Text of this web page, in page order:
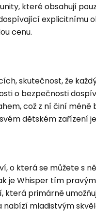
které obsahují
explicitnímu
cenu.
skutečnost, že
o bezpečnosti
což z ní činí
dětském zařízení
o která se můžete s
je Whisper tím
primárně
mladistvým